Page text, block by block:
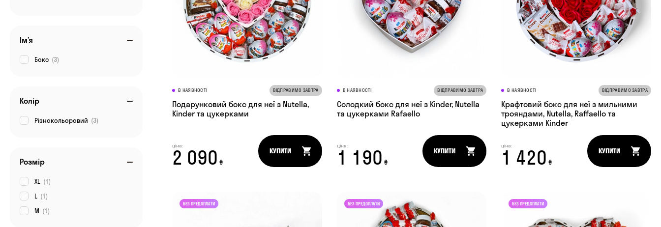
Ім’я
Бокс (3)
Колір
Різнокольоровий (3)
Розмір
XL (1)
L (1)
M (1)
В НАЯВНОСТІ ВІДПРАВИМО ЗАВТРА
Подарунковий бокс для неї з Nutella,
Kinder та цукерками
ціна:
2 090 ₴
КУПИТИ
В НАЯВНОСТІ ВІДПРАВИМО ЗАВТРА
Солодкий бокс для неї з Kinder, Nutella
та цукерками Rafaello
ціна:
1 190 ₴
КУПИТИ
В НАЯВНОСТІ ВІДПРАВИМО ЗАВТРА
Крафтовий бокс для неї з мильними
трояндами, Nutella, Raffaello та
цукерками Kinder
ціна:
1 420 ₴
КУПИТИ